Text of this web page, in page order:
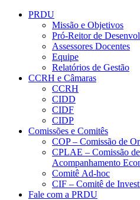
Conteúdo principal
PRDU
Missão e Objetivos
Pró-Reitor de
Assessores Docentes
Equipe
Relatórios de Gestão
CCRH e Câmaras
CCRH
CIDD
CIDF
CIDP
Comissões e Comitês
COP – Comissão de
CPLAE – Comissão
Acompanhamento
Comitê Ad-hoc
CIF – Comitê de
Fale com a PRDU